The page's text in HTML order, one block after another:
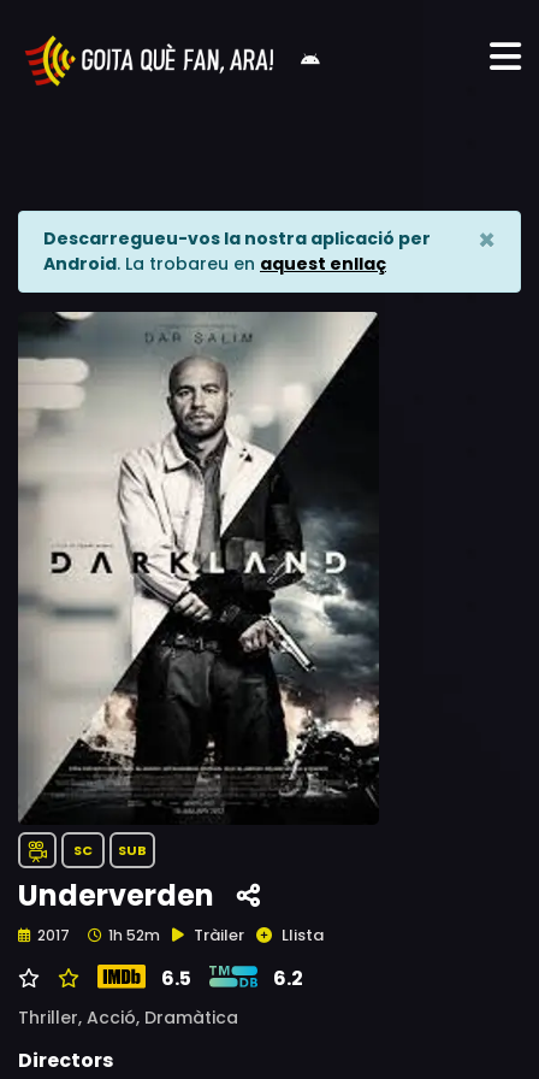
Descarregueu-vos la nostra aplicació per
Android. La trobareu en aquest enllaç
×
SC SUB
Underverden
2017 1h 52m Tràiler Llista
6.5 6.2
Thriller, Acció, Dramàtica
Directors